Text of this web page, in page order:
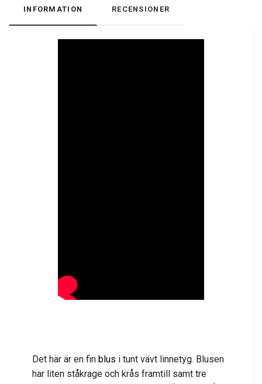
INFORMATION RECENSIONER
Det här är en fin blus i tunt vävt linnetyg. Blusen
har liten ståkrage och krås framtill samt tre